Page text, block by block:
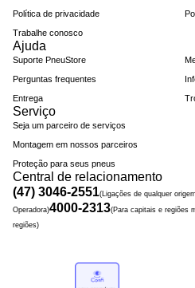
Política de privacidade
Trabalhe conosco
Ajuda
Suporte PneuStore
Perguntas frequentes
Entrega
Serviço
Seja um parceiro de serviços
Montagem em nossos parceiros
Proteção para seus pneus
Central de relacionamento
(47) 3046-2551(Ligações de qualquer
Operadora)4000-2313(Para capitais e regiões
regiões)